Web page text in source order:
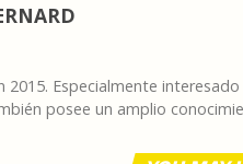
2015. Especialmente
posee un amplio